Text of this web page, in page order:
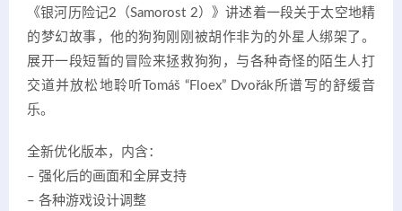
《银河历险记2（Samorost 2）》讲述着一段关于太空地精
的梦幻故事，他的狗狗刚刚被胡作非为的外星人绑架了。
展开一段短暂的冒险来拯救狗狗，与各种奇怪的陌生人打
交道并放松地聆听Tomáš “Floex” Dvořák所谱写的舒缓音
乐。
全新优化版本，内含：
– 强化后的画面和全屏支持
– 各种游戏设计调整